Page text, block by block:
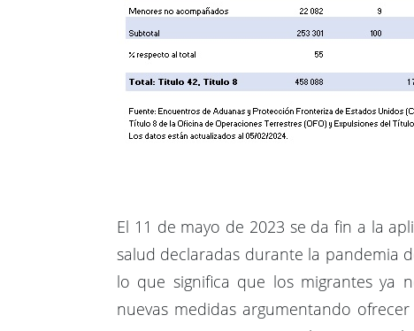
El 11 de mayo de 2023 se da fin a la
salud declaradas durante la pandemia
lo que significa que los migrantes ya
nuevas medidas argumentando